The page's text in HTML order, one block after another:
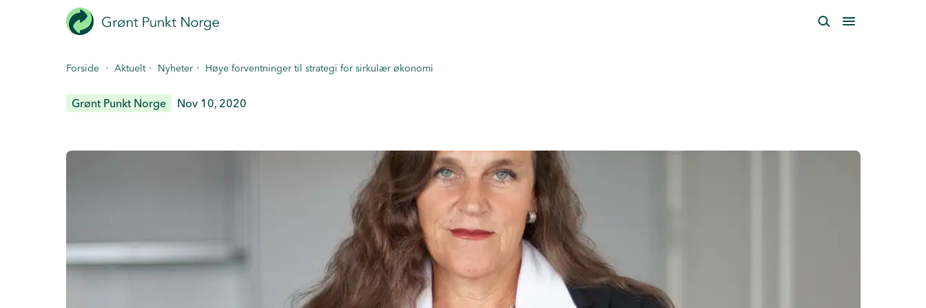
Forside · Aktuelt · Nyheter · Høye forventninger til strategi for sirkulær økonomi
Grønt Punkt Norge Nov 10, 2020